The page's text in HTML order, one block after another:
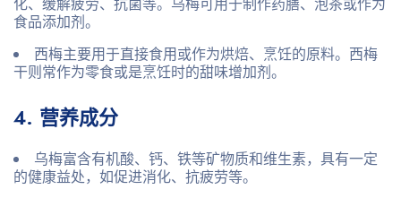
化、缓解疲劳、抗菌等。乌梅可用于制作药膳、泡茶或作为
食品添加剂。
西梅主要用于直接食用或作为烘焙、烹饪的原料。西梅
干则常作为零食或是烹饪时的甜味增加剂。
4. 营养成分
乌梅富含有机酸、钙、铁等矿物质和维生素，具有一定
的健康益处，如促进消化、抗疲劳等。